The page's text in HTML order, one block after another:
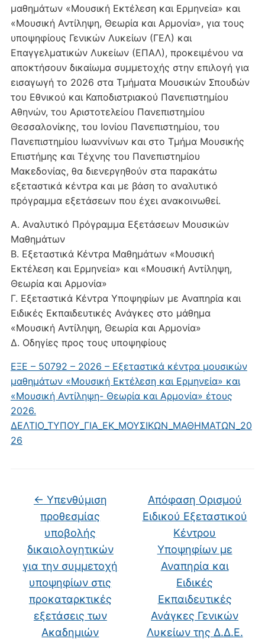
μαθημάτων «Μουσική Εκτέλεση και Ερμηνεία» και
«Μουσική Αντίληψη, Θεωρία και Αρμονία», για τους
υποψηφίους Γενικών Λυκείων (ΓΕΛ) και
Επαγγελματικών Λυκείων (ΕΠΑΛ), προκειμένου να
αποκτήσουν δικαίωμα συμμετοχής στην επιλογή για
εισαγωγή το 2026 στα Τμήματα Μουσικών Σπουδών
του Εθνικού και Καποδιστριακού Πανεπιστημίου
Αθηνών, του Αριστοτελείου Πανεπιστημίου
Θεσσαλονίκης, του Ιονίου Πανεπιστηµίου, του
Πανεπιστηµίου Ιωαννίνων και στο Τμήμα Μουσικής
Επιστήµης και Τέχνης του Πανεπιστηµίου
Μακεδονίας, θα διενεργηθούν στα παρακάτω
εξεταστικά κέντρα και με βάση το αναλυτικό
πρόγραμμα εξετάσεων που έχει ανακοινωθεί.
Α. Αναλυτικό Πρόγραμμα Εξετάσεων Μουσικών
Μαθημάτων
Β. Εξεταστικά Κέντρα Μαθημάτων «Μουσική
Εκτέλεση και Ερμηνεία» και «Μουσική Αντίληψη,
Θεωρία και Αρμονία»
Γ. Εξεταστικά Κέντρα Υποψηφίων με Αναπηρία και
Ειδικές Εκπαιδευτικές Ανάγκες στο μάθημα
«Μουσική Αντίληψη, Θεωρία και Αρμονία»
Δ. Οδηγίες προς τους υποψηφίους
ΕΞΕ – 50792 – 2026 – Εξεταστικά κέντρα μουσικών
μαθημάτων «Μουσική Εκτέλεση και Ερμηνεία» και
«Μουσική Αντίληψη- Θεωρία και Αρμονία» έτους
2026.
ΔΕΛΤΙΟ_ΤΥΠΟΥ_ΓΙΑ_ΕΚ_ΜΟΥΣΙΚΩΝ_ΜΑΘΗΜΑΤΩΝ_20
26
← Υπενθύμιση
προθεσμίας
υποβολής
δικαιολογητικών
για την συμμετοχή
υποψηφίων στις
προκαταρκτικές
εξετάσεις των
Ακαδημιών
Απόφαση Ορισμού
Ειδικού Εξεταστικού
Κέντρου
Υποψηφίων με
Αναπηρία και
Ειδικές
Εκπαιδευτικές
Ανάγκες Γενικών
Λυκείων της Δ.Δ.Ε.